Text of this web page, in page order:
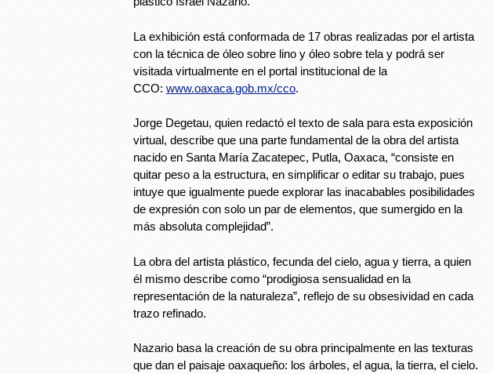
La exhibición está conformada de 17 obras realizadas por el artista
con la técnica de óleo sobre lino y óleo sobre tela y podrá ser
visitada virtualmente en el portal institucional de la
CCO: www.oaxaca.gob.mx/cco.
Jorge Degetau, quien redactó el texto de sala para esta exposición
virtual, describe que una parte fundamental de la obra del artista
nacido en Santa María Zacatepec, Putla, Oaxaca, “consiste en
quitar peso a la estructura, en simplificar o editar su trabajo, pues
intuye que igualmente puede explorar las inacabables posibilidades
de expresión con solo un par de elementos, que sumergido en la
más absoluta complejidad”.
La obra del artista plástico, fecunda del cielo, agua y tierra, a quien
él mismo describe como “prodigiosa sensualidad en la
representación de la naturaleza”, reflejo de su obsesividad en cada
trazo refinado.
Nazario basa la creación de su obra principalmente en las texturas
que dan el paisaje oaxaqueño: los árboles, el agua, la tierra, el cielo.